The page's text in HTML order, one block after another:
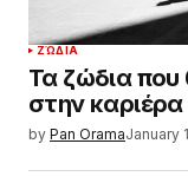
ΖΏΔΙΑ
Τα ζώδια
στην
by Pan OramaJanuary